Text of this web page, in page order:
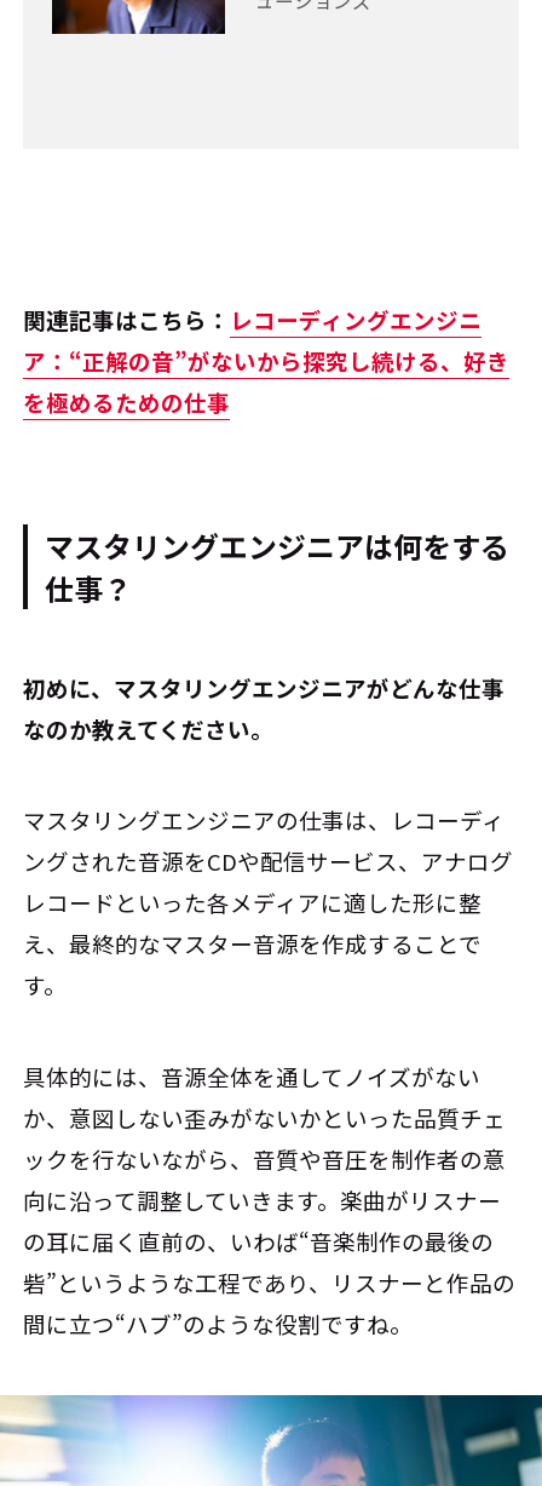
関連記事はこちら： レコーディングエンジニ
ア：“正解の音”がないから探究し続ける、好き
を極めるための仕事
マスタリングエンジニアは何をする
仕事？
――初めに、マスタリングエンジニアがどんな仕事
なのか教えてください。
マスタリングエンジニアの仕事は、レコーディ
ングされた音源をCDや配信サービス、アナログ
レコードといった各メディアに適した形に整
え、最終的なマスター音源を作成することで
す。
具体的には、音源全体を通してノイズがない
か、意図しない歪みがないかといった品質チェ
ックを行ないながら、音質や音圧を制作者の意
向に沿って調整していきます。楽曲がリスナー
の耳に届く直前の、いわば“音楽制作の最後の
砦”というような工程であり、リスナーと作品の
間に立つ“ハブ”のような役割ですね。